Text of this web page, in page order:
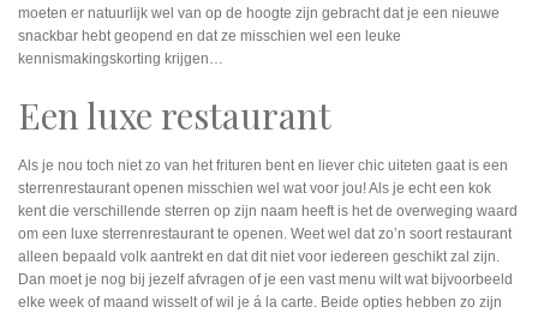
moeten er natuurlijk wel van op de hoogte zijn gebracht dat je een nieuwe
snackbar hebt geopend en dat ze misschien wel een leuke
kennismakingskorting krijgen…
Een luxe restaurant
Als je nou toch niet zo van het frituren bent en liever chic uiteten gaat is een
sterrenrestaurant openen misschien wel wat voor jou! Als je echt een kok
kent die verschillende sterren op zijn naam heeft is het de overweging waard
om een luxe sterrenrestaurant te openen. Weet wel dat zo’n soort restaurant
alleen bepaald volk aantrekt en dat dit niet voor iedereen geschikt zal zijn.
Dan moet je nog bij jezelf afvragen of je een vast menu wilt wat bijvoorbeeld
elke week of maand wisselt of wil je á la carte. Beide opties hebben zo zijn